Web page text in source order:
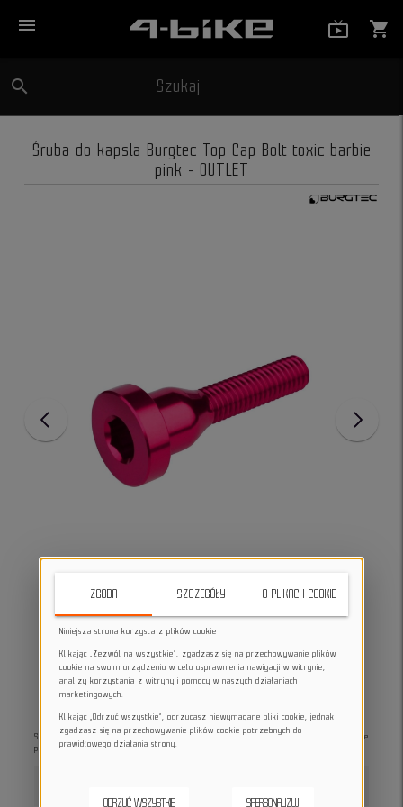
menu shopping_cart
search Szukaj
Śruba do kapsla Burgtec Top Cap Bolt toxic barbie
pink - OUTLET
Stylowa i wytrzymała śruba do kapsla Burgtec Top Cap Bolt w kolorze Toxic Barbie
Pink.
Idealna do personalizacji roweru i podkreślenia unikalnego stylu.
ZGODA SZCZEGÓŁY O PLIKACH COOKIE
Niniejsza strona korzysta z plików cookie
Klikając „Zezwól na wszystkie”, zgadzasz się na przechowywanie plików
cookie na swoim urządzeniu w celu usprawnienia nawigacji w witrynie,
analizy korzystania z witryny i pomocy w naszych działaniach
marketingowych.
Klikając „Odrzuć wszystkie”, odrzucasz niewymagane pliki cookie, jednak
zgadzasz się na przechowywanie plików cookie potrzebnych do
prawidłowego działania strony.
ODRZUĆ WSZYSTKIE SPERSONALIZUJ